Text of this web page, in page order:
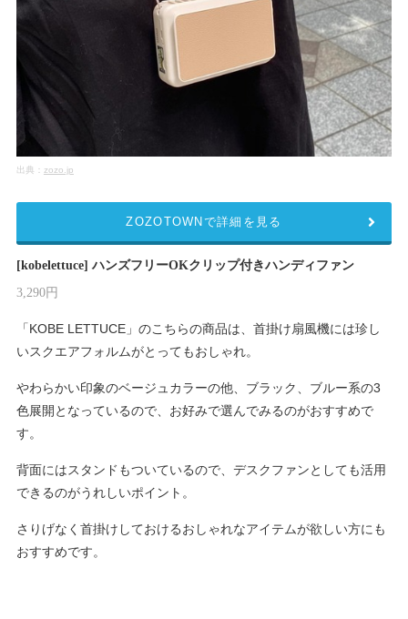
出典： zozo.jp
[kobelettuce] ハンズフリーOKクリップ付きハンディファン
3,290円
「KOBE LETTUCE」のこちらの商品は、首掛け扇風機には珍し
いスクエアフォルムがとってもおしゃれ。
やわらかい印象のベージュカラーの他、ブラック、ブルー系の3
色展開となっているので、お好みで選んでみるのがおすすめで
す。
背面にはスタンドもついているので、デスクファンとしても活用
できるのがうれしいポイント。
さりげなく首掛けしておけるおしゃれなアイテムが欲しい方にも
おすすめです。
ZOZOTOWNで詳細を見る